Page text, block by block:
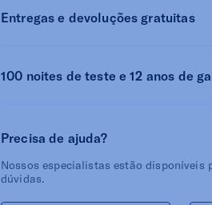
Entregas e devoluções gratuitas
100 noites de teste e 12 anos de
Precisa de ajuda?
Nossos especialistas estão disponíveis
dúvidas.